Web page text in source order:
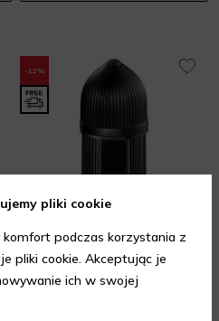
-12%
CARTIER
Pasha de Cartier Noir Absolu
pliki cookie
podczas korzystania z
pliki cookie. Akceptując je
ich w swojej